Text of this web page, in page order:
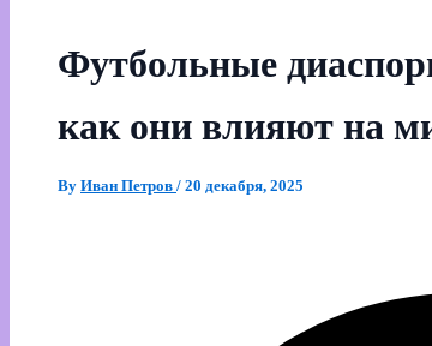
Футбольные
как они влияют на
By Иван Петров / 20 декабря, 2025